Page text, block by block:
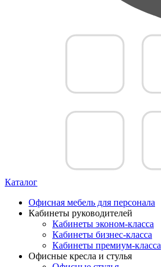
Каталог
Офисная мебель для персонала
Кабинеты руководителей
Кабинеты эконом-класса
Кабинеты бизнес-класса
Кабинеты премиум-класса
Офисные кресла и стулья